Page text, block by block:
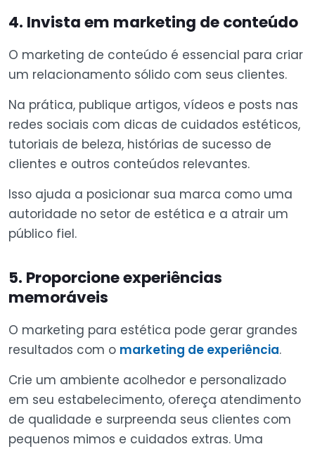
4. Invista em marketing de conteúdo
O marketing de conteúdo é essencial para criar
um relacionamento sólido com seus clientes.
Na prática, publique artigos, vídeos e posts nas
redes sociais com dicas de cuidados estéticos,
tutoriais de beleza, histórias de sucesso de
clientes e outros conteúdos relevantes.
Isso ajuda a posicionar sua marca como uma
autoridade no setor de estética e a atrair um
público fiel.
5. Proporcione experiências
memoráveis
O marketing para estética pode gerar grandes
resultados com o marketing de experiência.
Crie um ambiente acolhedor e personalizado
em seu estabelecimento, ofereça atendimento
de qualidade e surpreenda seus clientes com
pequenos mimos e cuidados extras. Uma